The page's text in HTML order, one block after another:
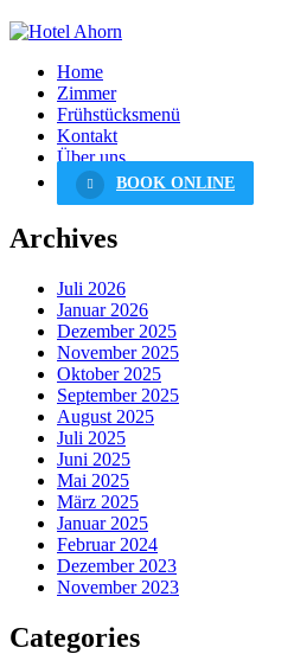
Home
Zimmer
Frühstücksmenü
Kontakt
Über uns
BOOK ONLINE
Archives
Juli 2026
Januar 2026
Dezember 2025
November 2025
Oktober 2025
September 2025
August 2025
Juli 2025
Juni 2025
Mai 2025
März 2025
Januar 2025
Februar 2024
Dezember 2023
November 2023
Categories